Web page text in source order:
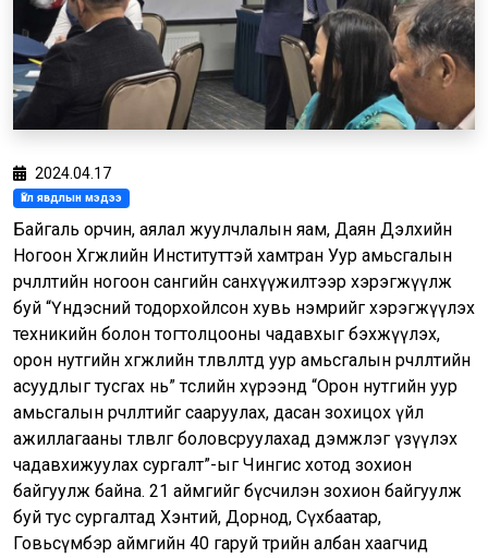
2024.04.17
Үйл явдлын мэдээ
Байгаль орчин, аялал жуулчлалын яам, Даян Дэлхийн
Ногоон Хөгжлийн Институттэй хамтран Уур амьсгалын
өөрчлөлтийн ногоон сангийн санхүүжилтээр хэрэгжүүлж
буй “Үндэсний тодорхойлсон хувь нэмрийг хэрэгжүүлэх
техникийн болон тогтолцооны чадавхыг бэхжүүлэх,
орон нутгийн хөгжлийн төлөвлөлтөд уур амьсгалын өөрчлөлтийн
асуудлыг тусгах нь” төслийн хүрээнд “Орон нутгийн уур
амьсгалын өөрчлөлтийг сааруулах, дасан зохицох үйл
ажиллагааны төлөвлөгөө боловсруулахад дэмжлэг үзүүлэх
чадавхижуулах сургалт”-ыг Чингис хотод зохион
байгуулж байна. 21 аймгийг бүсчилэн зохион байгуулж
буй тус сургалтад Хэнтий, Дорнод, Сүхбаатар,
Говьсүмбэр аймгийн 40 гаруй төрийн албан хаагчид